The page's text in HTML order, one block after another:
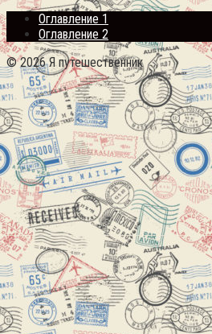
Оглавление 1
Оглавление 2
© 2026 Я путешественник